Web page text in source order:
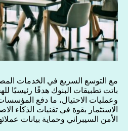
مع التوسع السريع في الخدمات
باتت تطبيقات البنوك هدفًا رئيسيًا
وعمليات الاحتيال، ما دفع
الاستثمار بقوة في تقنيات الذكاء
الأمن السيبراني وحماية بيانات